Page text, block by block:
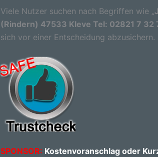
Viele Nutzer suchen nach Begriffen wie „
(Rindern) 47533 Kleve Tel: 02821 7 32
sich vor einer Entscheidung abzusichern.
SPONSOR: Kostenvoranschlag oder